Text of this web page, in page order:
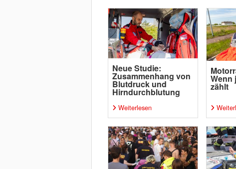
Neue Studie:
Zusammenhang von
Blutdruck und
Hirndurchblutung
Weiterlesen
Wenn
zählt